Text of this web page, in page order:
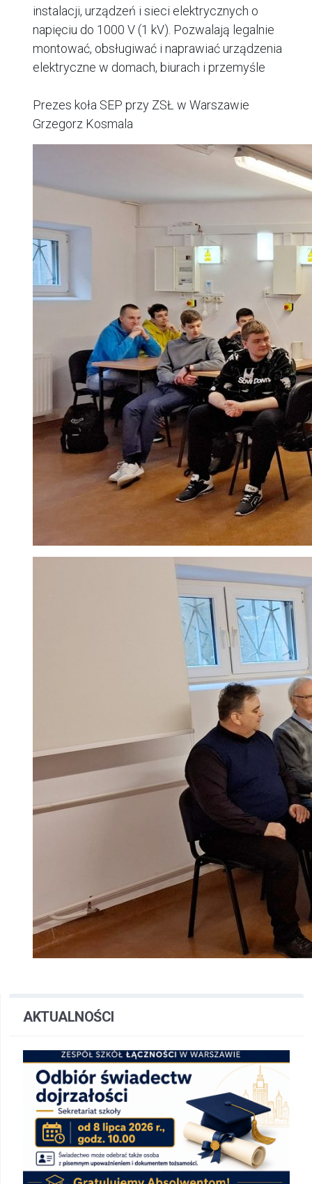
instalacji, urządzeń i sieci elektrycznych o
napięciu do 1000 V (1 kV). Pozwalają legalnie
montować, obsługiwać i naprawiać urządzenia
elektryczne w domach, biurach i przemyśle
Prezes koła SEP przy ZSŁ w Warszawie
Grzegorz Kosmala
AKTUALNOŚCI